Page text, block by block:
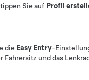
Sie auf Profil
die Easy Entry-
Fahrersitz und das